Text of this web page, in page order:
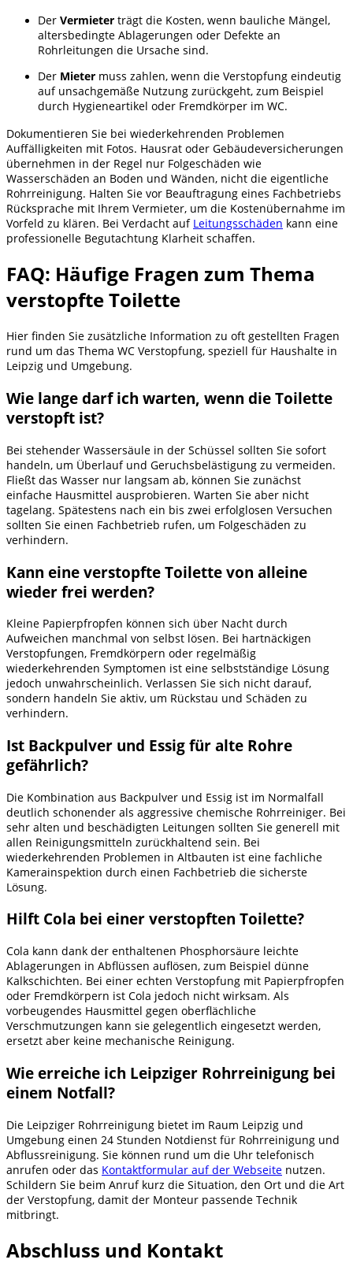
Der Vermieter trägt die Kosten, wenn bauliche Mängel,
altersbedingte Ablagerungen oder Defekte an
Rohrleitungen die Ursache sind.
Der Mieter muss zahlen, wenn die Verstopfung eindeutig
auf unsachgemäße Nutzung zurückgeht, zum Beispiel
durch Hygieneartikel oder Fremdkörper im WC.
Dokumentieren Sie bei wiederkehrenden Problemen
Auffälligkeiten mit Fotos. Hausrat oder Gebäudeversicherungen
übernehmen in der Regel nur Folgeschäden wie
Wasserschäden an Boden und Wänden, nicht die eigentliche
Rohrreinigung. Halten Sie vor Beauftragung eines Fachbetriebs
Rücksprache mit Ihrem Vermieter, um die Kostenübernahme im
Vorfeld zu klären. Bei Verdacht auf Leitungsschäden kann eine
professionelle Begutachtung Klarheit schaffen.
FAQ: Häufige Fragen zum Thema
verstopfte Toilette
Hier finden Sie zusätzliche Information zu oft gestellten Fragen
rund um das Thema WC Verstopfung, speziell für Haushalte in
Leipzig und Umgebung.
Wie lange darf ich warten, wenn die Toilette
verstopft ist?
Bei stehender Wassersäule in der Schüssel sollten Sie sofort
handeln, um Überlauf und Geruchsbelästigung zu vermeiden.
Fließt das Wasser nur langsam ab, können Sie zunächst
einfache Hausmittel ausprobieren. Warten Sie aber nicht
tagelang. Spätestens nach ein bis zwei erfolglosen Versuchen
sollten Sie einen Fachbetrieb rufen, um Folgeschäden zu
verhindern.
Kann eine verstopfte Toilette von alleine
wieder frei werden?
Kleine Papierpfropfen können sich über Nacht durch
Aufweichen manchmal von selbst lösen. Bei hartnäckigen
Verstopfungen, Fremdkörpern oder regelmäßig
wiederkehrenden Symptomen ist eine selbstständige Lösung
jedoch unwahrscheinlich. Verlassen Sie sich nicht darauf,
sondern handeln Sie aktiv, um Rückstau und Schäden zu
verhindern.
Ist Backpulver und Essig für alte Rohre
gefährlich?
Die Kombination aus Backpulver und Essig ist im Normalfall
deutlich schonender als aggressive chemische Rohrreiniger. Bei
sehr alten und beschädigten Leitungen sollten Sie generell mit
allen Reinigungsmitteln zurückhaltend sein. Bei
wiederkehrenden Problemen in Altbauten ist eine fachliche
Kamerainspektion durch einen Fachbetrieb die sicherste
Lösung.
Hilft Cola bei einer verstopften Toilette?
Cola kann dank der enthaltenen Phosphorsäure leichte
Ablagerungen in Abflüssen auflösen, zum Beispiel dünne
Kalkschichten. Bei einer echten Verstopfung mit Papierpfropfen
oder Fremdkörpern ist Cola jedoch nicht wirksam. Als
vorbeugendes Hausmittel gegen oberflächliche
Verschmutzungen kann sie gelegentlich eingesetzt werden,
ersetzt aber keine mechanische Reinigung.
Wie erreiche ich Leipziger Rohrreinigung bei
einem Notfall?
Die Leipziger Rohrreinigung bietet im Raum Leipzig und
Umgebung einen 24 Stunden Notdienst für Rohrreinigung und
Abflussreinigung. Sie können rund um die Uhr telefonisch
anrufen oder das Kontaktformular auf der Webseite nutzen.
Schildern Sie beim Anruf kurz die Situation, den Ort und die Art
der Verstopfung, damit der Monteur passende Technik
mitbringt.
Abschluss und Kontakt